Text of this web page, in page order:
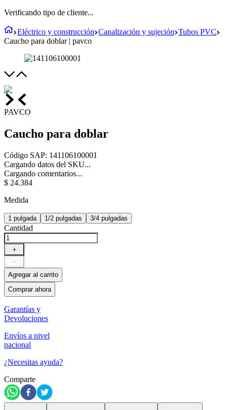
Verificando tipo de cliente...
Eléctrico y construcción Canalización y sujeción Tubos PVC
Caucho para doblar | pavco
PAVCO
Caucho para doblar
Código SAP: 141106100001
Cargando datos del SKU...
Cargando comentarios...
$ 24.384
Medida
1 pulgada 1/2 pulgadas 3/4 pulgadas
Cantidad
＋
－
Agregar al carrito
Comprar ahora
Garantías y
Devoluciones
Envíos a nivel
nacional
¿Necesitas ayuda?
Comparte